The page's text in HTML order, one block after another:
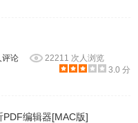
评论
22211 次人浏览
3.0 分
编辑器[MAC版]